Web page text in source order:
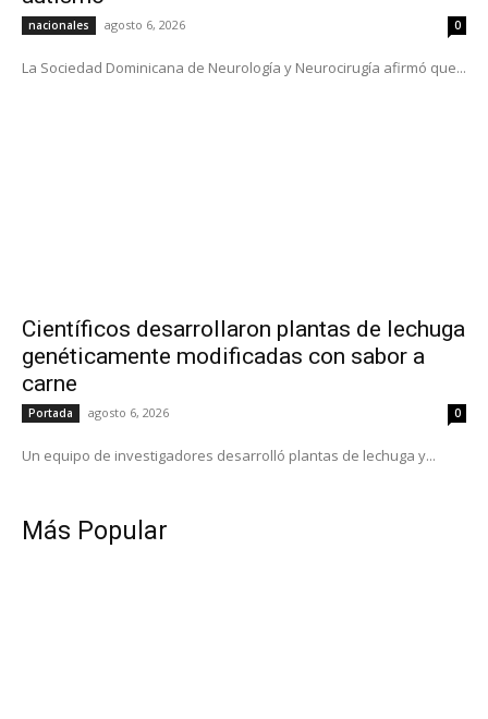
nacionales agosto 6, 2026 0
La Sociedad Dominicana de Neurología y Neurocirugía afirmó que...
Científicos desarrollaron plantas de lechuga
genéticamente modificadas con sabor a
carne
Portada agosto 6, 2026 0
Un equipo de investigadores desarrolló plantas de lechuga y...
Más Popular